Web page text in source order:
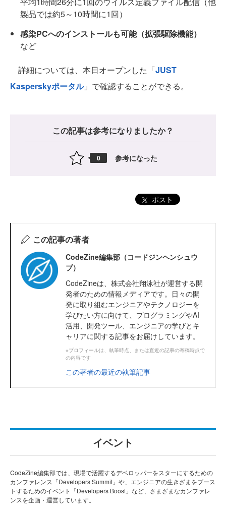
製品では約5～10時間に1回）
感染PCへのインストールも可能（拡張駆除機能）
など
詳細については、本日オープンした「JUST
Kasperskyポータル」で確認することができる。
この記事は参考になりましたか？
0 参考になった
ポスト
この記事の著者
CodeZine編集部（コードジンヘンシュウ
ブ）
CodeZineは、株式会社翔泳社が運営する開
発者のための情報メディアです。日々の開
発に取り組むエンジニアやテクノロジーを
学びたい方に向けて、プログラミングやAI
活用、開発ツール、エンジニアの学びとキ
ャリアに関する記事をお届けしています。
※プロフィールは、執筆時点、または直近の記事の寄稿時点で
の内容です
この著者の最近の執筆記事
イベント
CodeZine編集部では、現場で活躍するデベロッパーをスターにするための
カンファレンス「Developers Summit」や、エンジニアの生きざまをブース
トするためのイベント「Developers Boost」など、さまざまなカンファレ
ンスを企画・運営しています。